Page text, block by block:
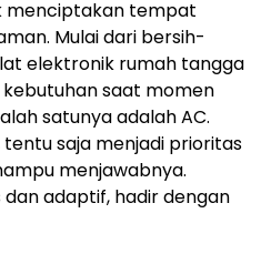
menciptakan tempat
Mulai dari bersih-
elektronik rumah tangga
saat momen
satunya adalah AC.
saja menjadi prioritas
menjawabnya.
adaptif, hadir dengan